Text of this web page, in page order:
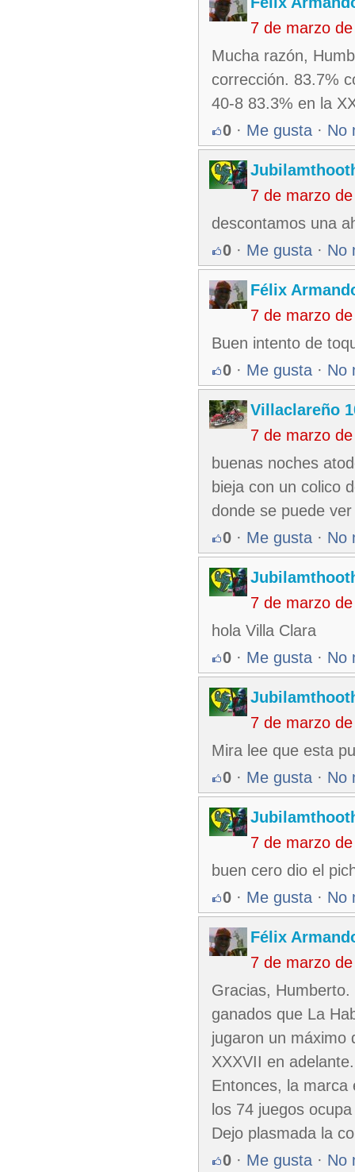
7 de marzo
Mucha razón,
corrección. 83.7%
40-8 83.3% en la
0 · Me gusta · No
7 de marzo
descontamos una
0 · Me gusta · No
Félix
7 de marzo
Buen intento de
0 · Me gusta · No
Villaclareño
7 de marzo
buenas noches
bieja con un colico
donde se puede
0 · Me gusta · No
7 de marzo
hola Villa Clara
0 · Me gusta · No
7 de marzo
Mira lee que esta
0 · Me gusta · No
7 de marzo
buen cero dio el
0 · Me gusta · No
Félix
7 de marzo
Gracias,
ganados que La
jugaron un máximo
XXXVII en adelante.
Entonces, la marca
los 74 juegos
Dejo plasmada la
0 · Me gusta · No